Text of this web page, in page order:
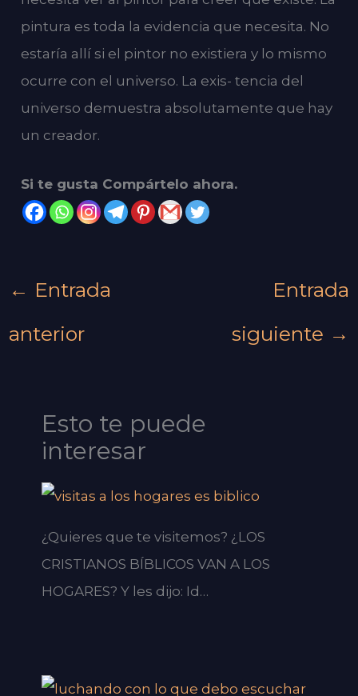
pintura es toda la evidencia que necesita. No
estaría allí si el pintor no existiera y lo mismo
ocurre con el universo. La exis- tencia del
universo demuestra absolutamente que hay
un creador.
Si te gusta Compártelo ahora.
← Entrada
anterior
Entrada
siguiente →
Esto te puede
interesar
¿Quieres que te visitemos? ¿LOS
CRISTIANOS BÍBLICOS VAN A LOS
HOGARES? Y les dijo: Id…